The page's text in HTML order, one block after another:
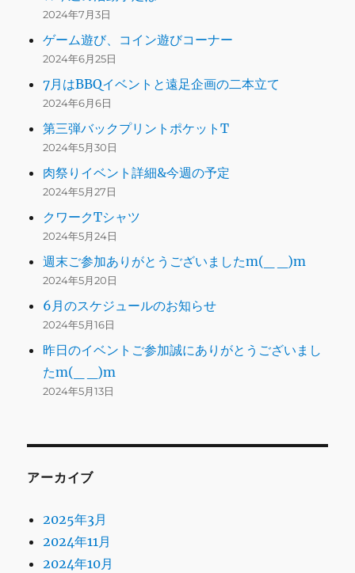
2024年7月3日
ゲーム遊び、コイン遊びコーナー
2024年6月25日
7月はBBQイベントと遠足企画の二本立て
2024年6月6日
第三弾バックプリントポケットT
2024年5月30日
肉祭りイベント詳細&今週の予定
2024年5月27日
クワークTシャツ
2024年5月24日
週末ご参加ありがとうございましたm(_ _)m
2024年5月20日
6月のスケジュールのお知らせ
2024年5月16日
昨日のイベントご参加誠にありがとうございまし
たm(_ _)m
2024年5月13日
アーカイブ
2025年3月
2024年11月
2024年10月